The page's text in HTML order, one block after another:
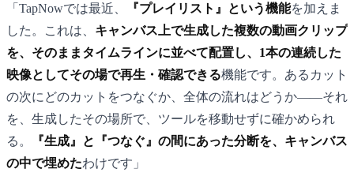
「TapNowでは最近、 『プレイリスト』という機能を加えま
した。これは、 キャンバス上で生成した複数の動画クリップ
を、そのままタイムラインに並べて配置し、1本の連続した
映像としてその場で再生・確認できる機能です。あるカット
の次にどのカットをつなぐか、全体の流れはどうか——それ
を、生成したその場所で、ツールを移動せずに確かめられ
る。
『生成』と『つなぐ』の間にあった分断を、キャンバス
の中で埋めたわけです」